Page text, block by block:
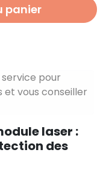
panier
pour
et vous conseiller
laser :
des